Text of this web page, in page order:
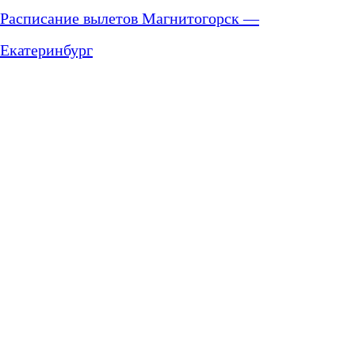
Расписание вылетов Магнитогорск —
Екатеринбург